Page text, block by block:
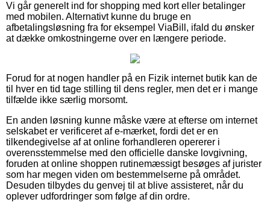
Vi går generelt ind for shopping med kort eller betalinger
med mobilen. Alternativt kunne du bruge en
afbetalingsløsning fra for eksempel ViaBill, ifald du ønsker
at dække omkostningerne over en længere periode.
Forud for at nogen handler på en Fizik internet butik kan de
til hver en tid tage stilling til dens regler, men det er i mange
tilfælde ikke særlig morsomt.
En anden løsning kunne måske være at efterse om internet
selskabet er verificeret af e-mærket, fordi det er en
tilkendegivelse af at online forhandleren opererer i
overensstemmelse med den officielle danske lovgivning,
foruden at online shoppen rutinemæssigt besøges af jurister
som har megen viden om bestemmelserne på området.
Desuden tilbydes du genvej til at blive assisteret, når du
oplever udfordringer som følge af din ordre.